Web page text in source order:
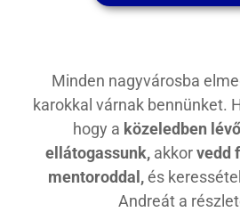
Minden nagyvárosba
karokkal várnak bennünket.
hogy a közeledben
ellátogassunk, akkorvedd
mentoroddal,és
Andreát a